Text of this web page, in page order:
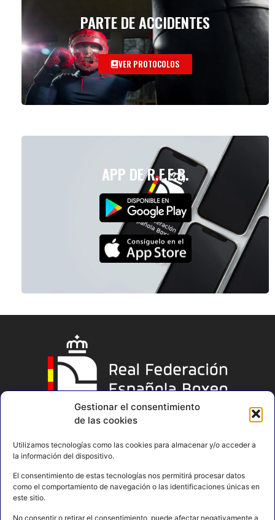
Gestionar el consentimiento
de las cookies
Utilizamos tecnologías como las cookies para almacenar y/o acceder a
la información del dispositivo.
El consentimiento de estas tecnologías nos permitirá procesar datos
como el comportamiento de navegación o las identificaciones únicas en
este sitio.
No consentir o retirar el consentimiento, puede afectar negativamente a
PARTE DE ACCIDENTES
VER PROTOCOLOS
APP DE R.F.E.B.